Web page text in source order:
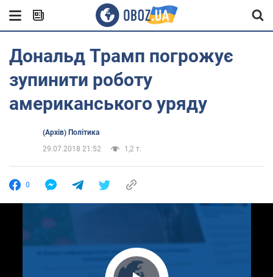
Дональд Трамп погрожує
зупинити роботу
американського уряду
(Архів) Політика
29.07.2018 21:52
1,2 т.
0